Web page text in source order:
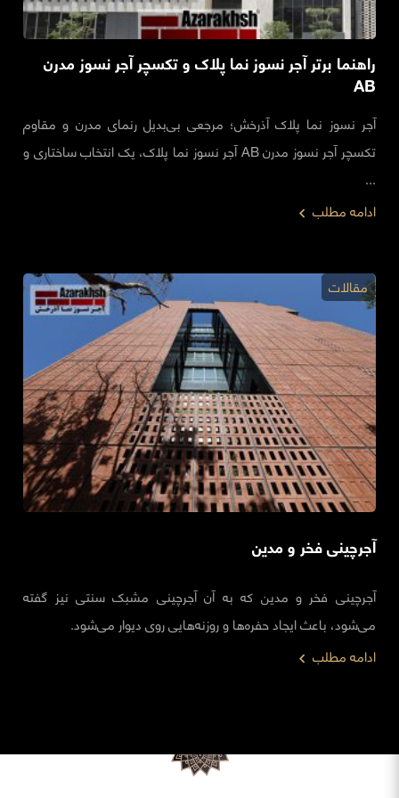
راهنما برتر آجر نسوز نما پلاک و تکسچر آجر نسوز مدرن
AB
آجر نسوز نما پلاک آذرخش؛ مرجعی بی‌بدیل رنمای مدرن و مقاوم
تکسچر آجر نسوز مدرن AB آجر نسوز نما پلاک، یک انتخاب ساختاری و
...
ادامه مطلب
آجرچینی فخر و مدین
آجرچینی فخر و مدین که به آن آجرچینی مشبک سنتی نیز گفته
می‌شود، باعث ایجاد حفره‌ها و روزنه‌هایی روی دیوار می‌شود.
مقالات
ادامه مطلب